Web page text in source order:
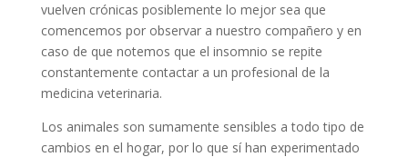
vuelven crónicas posiblemente lo mejor sea que
comencemos por observar a nuestro compañero y en
caso de que notemos que el insomnio se repite
constantemente contactar a un profesional de la
medicina veterinaria.
Los animales son sumamente sensibles a todo tipo de
cambios en el hogar, por lo que sí han experimentado